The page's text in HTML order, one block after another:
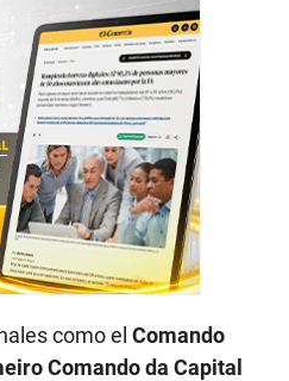
como el Comando
Comando da Capital